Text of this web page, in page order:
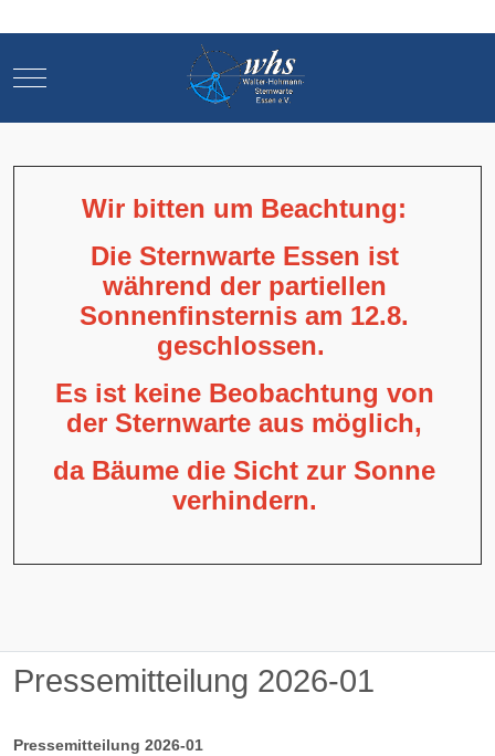
Mobile Menu Toggle
Wir bitten um Beachtung:
Die Sternwarte Essen ist
während der partiellen
Sonnenfinsternis am 12.8.
geschlossen.
Es ist keine Beobachtung von
der Sternwarte aus möglich,
da Bäume die Sicht zur Sonne
verhindern.
Pressemitteilung 2026-01
Pressemitteilung 2026-01